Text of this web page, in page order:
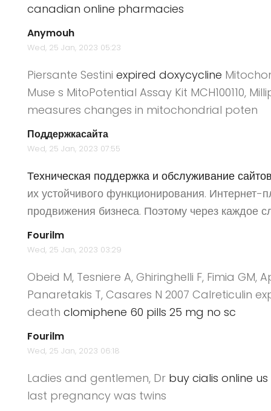
canadian online pharmacies
Anymouh
Wed, 25 Jan, 2023 05:23
Piersante Sestini expired doxycycline
Muse s MitoPotential Assay Kit MCH100110,
measures changes in mitochondrial poten
Поддержкасайта
Wed, 25 Jan, 2023 07:55
Техническая поддержка и обслуживание
их устойчивого функционирования.
продвижения бизнеса. Поэтому через каждое
Fourilm
Wed, 25 Jan, 2023 03:29
Obeid M, Tesniere A, Ghiringhelli F, Fimia GM,
Panaretakis T, Casares N 2007 Calreticulin
death clomiphene 60 pills 25 mg no sc
Fourilm
Wed, 25 Jan, 2023 06:18
Ladies and gentlemen, Dr buy cialis online us
last pregnancy was twins